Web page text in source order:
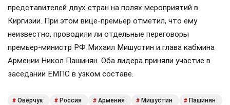
представителей двух стран на полях мероприятий в
Киргизии. При этом вице-премьер отметил, что ему
неизвестно, проводили ли отдельные переговоры
премьер-министр РФ Михаил Мишустин и глава кабмина
Армении Никол Пашинян. Оба лидера приняли участие в
заседании ЕМПС в узком составе.
# Оверчук # Россия # Армения # Мишустин # Пашинян